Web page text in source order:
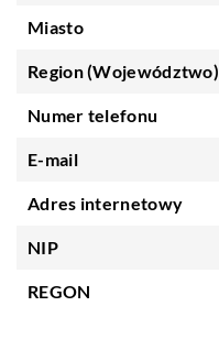
Miasto
Region (Województwo)
Numer telefonu
E-mail
Adres internetowy
NIP
REGON